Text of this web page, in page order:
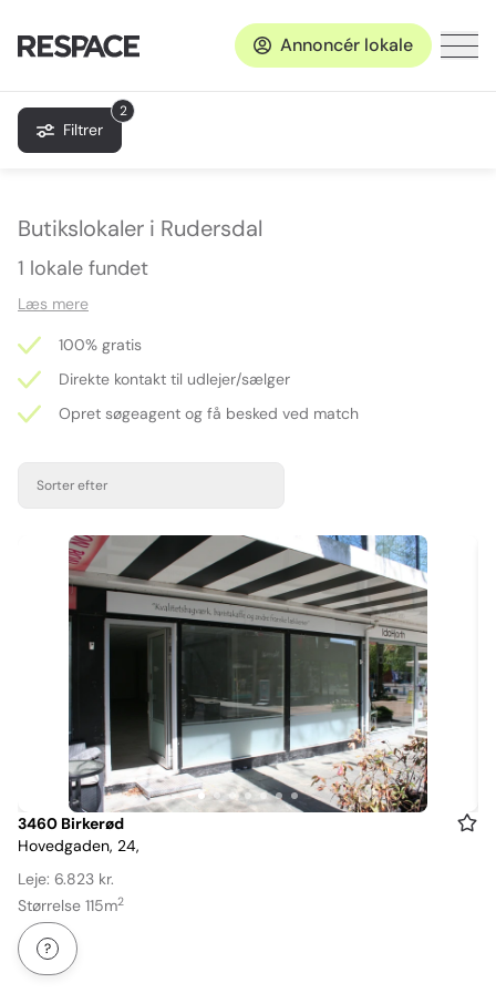
Annoncér lokale
2
Filtrer
Butikslokaler i Rudersdal
1 lokale fundet
Læs mere
100% gratis
Direkte kontakt til udlejer/sælger
Opret søgeagent og få besked ved match
Sorter efter
Item
1
of
7
3460 Birkerød
Hovedgaden, 24,
Leje: 6.823 kr.
Størrelse 115m2